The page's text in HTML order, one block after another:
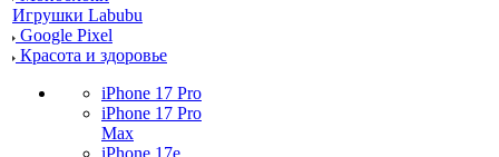
Игрушки Labubu
Google Pixel
Красота и здоровье
iPhone 17 Pro
iPhone 17 Pro
Max
iPhone 17e